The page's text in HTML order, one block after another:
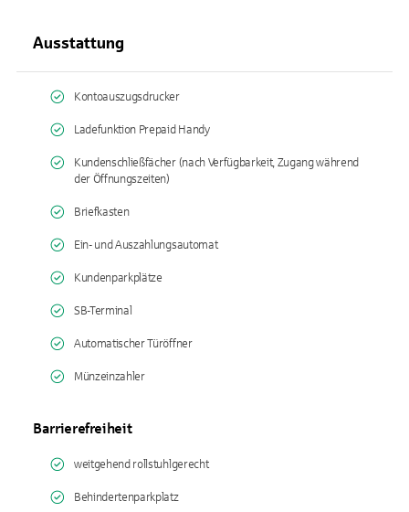
Ausstattung
Kontoauszugsdrucker
Ladefunktion Prepaid Handy
Kundenschließfächer (nach Verfügbarkeit, Zugang während
der Öffnungszeiten)
Briefkasten
Ein- und Auszahlungsautomat
Kundenparkplätze
SB-Terminal
Automatischer Türöffner
Münzeinzahler
Barrierefreiheit
weitgehend rollstuhlgerecht
Behindertenparkplatz